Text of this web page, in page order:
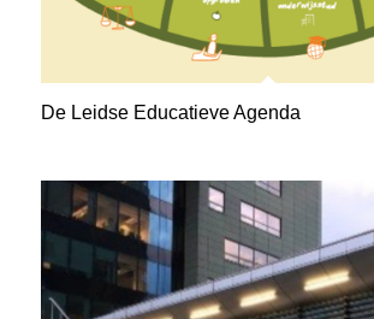
De Leidse Educatieve Agenda